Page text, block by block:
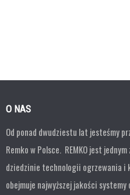
O NAS
Od ponad dwudziestu lat jesteśmy
Remko w Polsce. REMKO jest
dziedzinie technologii ogrzewania i
obejmuje najwyższej jakości